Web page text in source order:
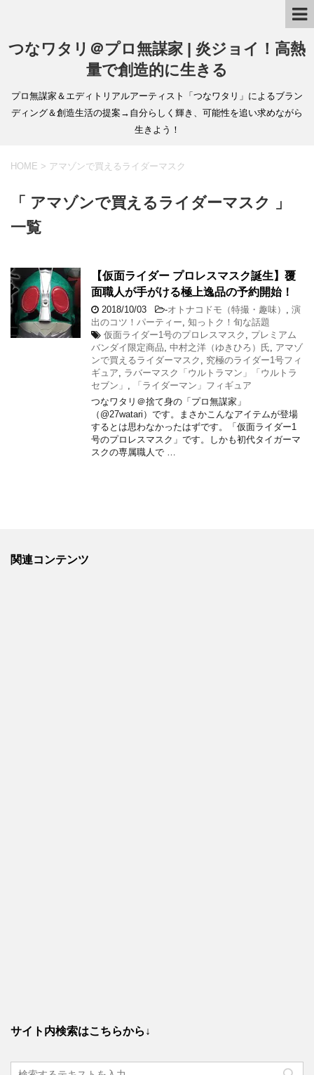
つなワタリ＠プロ無謀家 | 炎ジョイ！高熱
量で創造的に生きる
プロ無謀家＆エディトリアルアーティスト「つなワタリ」によるブラン
ディング＆創造生活の提案→自分らしく輝き、可能性を追い求めながら
生きよう！
HOME > アマゾンで買えるライダーマスク
「 アマゾンで買えるライダーマスク 」
一覧
【仮面ライダー プロレスマスク誕生】覆
面職人が手がける極上逸品の予約開始！
2018/10/03 -オトナコドモ（特撮・趣味）
演
出のコツ！パーティー 知っトク！旬な話題
仮面ライダー1号のプロレスマスク
プレミアム
バンダイ限定商品 中村之洋（ゆきひろ）氏
アマゾ
ンで買えるライダーマスク
究極のライダー1号フィ
ギュア
ラバーマスク「ウルトラマン」「ウルトラ
セブン」
「ライダーマン」フィギュア
つなワタリ＠捨て身の「プロ無謀家」
（@27watari）です。まさかこんなアイテムが登場
するとは思わなかったはずです。「仮面ライダー1
号のプロレスマスク」です。しかも初代タイガーマ
スクの専属職人で …
関連コンテンツ
サイト内検索はこちらから↓